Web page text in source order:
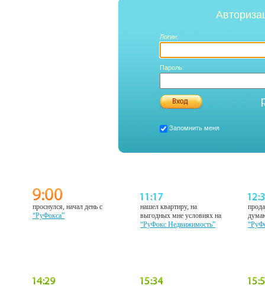
Логин:
Пароль:
Запомнить меня
проснулся, начал день с
“РуФокса”
нашел квартиру, на
выгодных мне условиях на
“РуФокс Недвижимость”